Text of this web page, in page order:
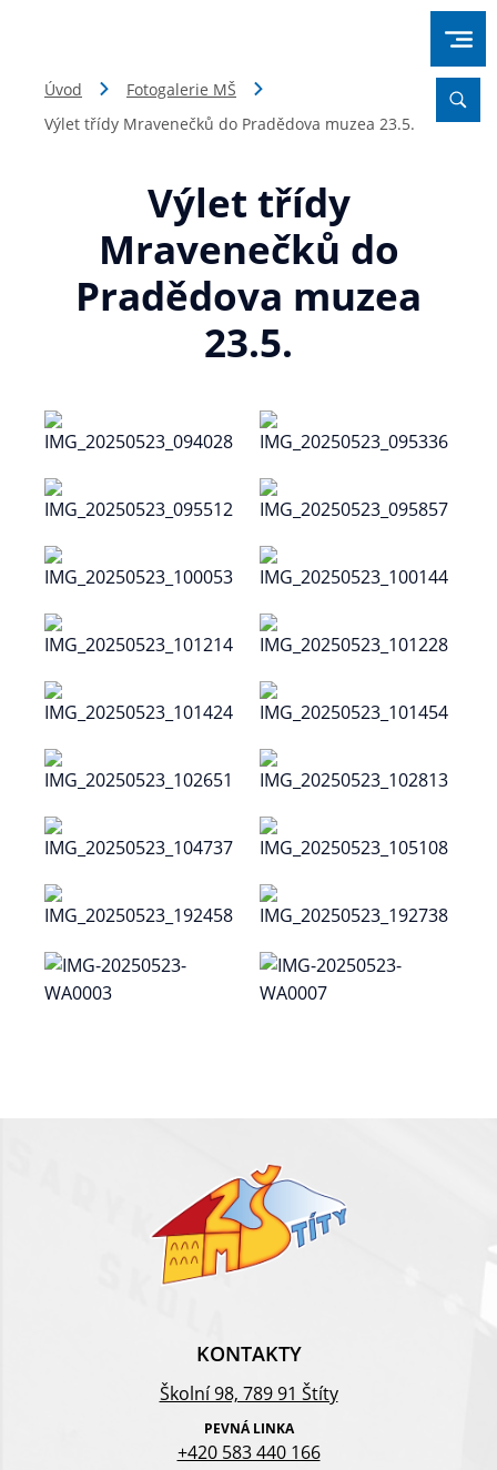
Úvod
Fotogalerie MŠ
Výlet třídy Mravenečků do Pradědova muzea 23.5.
Výlet třídy
Mravenečků do
Pradědova muzea
23.5.
KONTAKTY
Školní 98, 789 91 Štíty
PEVNÁ LINKA
+420 583 440 166